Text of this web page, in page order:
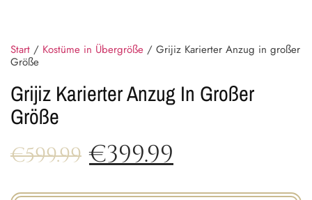
Start / Kostüme in Übergröße / Grijiz Karierter Anzug in großer
Größe
Grijiz Karierter Anzug In Großer
Größe
€599.99 €399.99